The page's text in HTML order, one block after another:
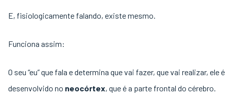
E, fisiologicamente falando, existe mesmo.
Funciona assim:
O seu “eu” que fala e determina que vai fazer, que vai realizar, ele é
desenvolvido no neocórtex, que é a parte frontal do cérebro.